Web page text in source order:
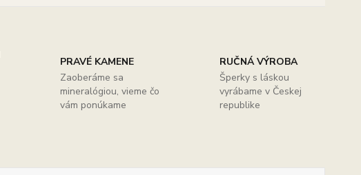
PRAVÉ KAMENE
Zaoberáme sa
mineralógiou, vieme čo
vám ponúkame
RUČNÁ VÝROBA
Šperky s láskou
vyrábame v Českej
republike